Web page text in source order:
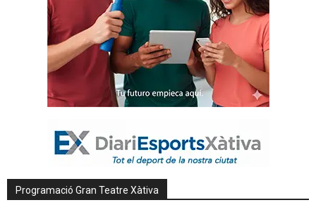
Programació Gran Teatre Xàtiva